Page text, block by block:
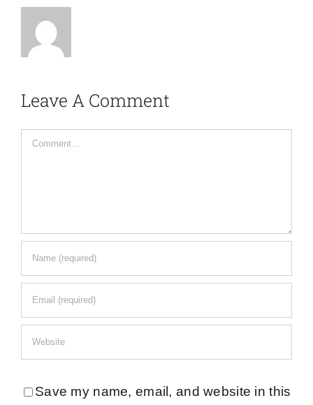
Leave A Comment
Comment
Save my name, email, and website in this